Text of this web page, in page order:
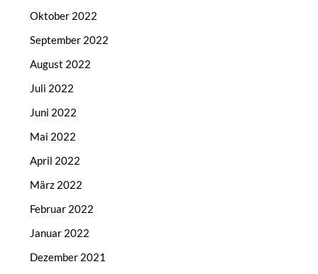
Oktober 2022
September 2022
August 2022
Juli 2022
Juni 2022
Mai 2022
April 2022
März 2022
Februar 2022
Januar 2022
Dezember 2021